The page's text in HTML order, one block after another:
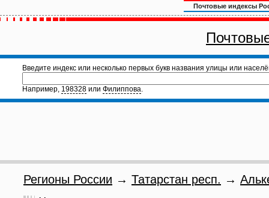
Почтовые индексы
Введите индекс или несколько первых букв названия улицы или
Например, 198328 или Филиппова.
Регионы России → Татарстан респ. →